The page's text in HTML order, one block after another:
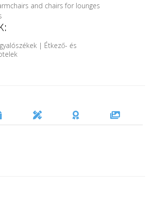
and chairs for lounges
| Étkező- és